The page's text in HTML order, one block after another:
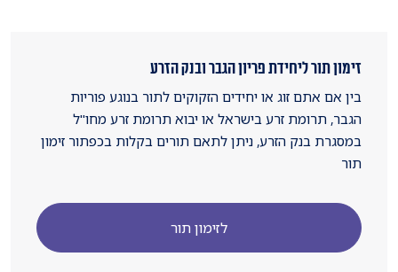
זימון תור ליחידת פריון הגבר ובנק הזרע
בין אם אתם זוג או יחידים הזקוקים לתור בנוגע פוריות
הגבר, תרומת זרע בישראל או יבוא תרומת זרע מחו"ל
במסגרת בנק הזרע, ניתן לתאם תורים בקלות בכפתור זימון
תור
לזימון תור